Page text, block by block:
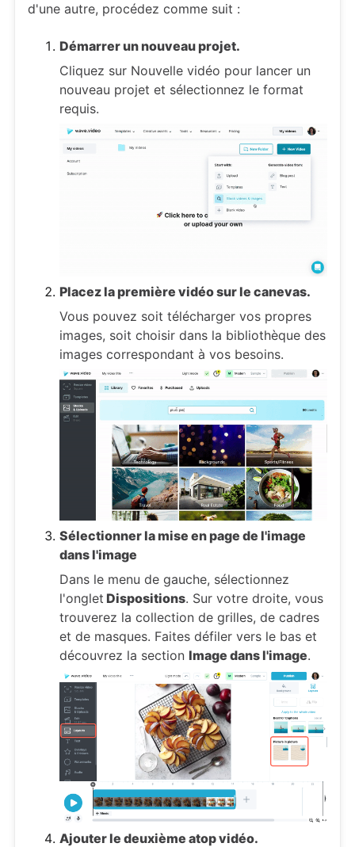
d'une autre, procédez comme suit :
Démarrer un nouveau projet.
Cliquez sur Nouvelle vidéo pour lancer un
nouveau projet et sélectionnez le format
requis.
Placez la première vidéo sur le canevas.
Vous pouvez soit télécharger vos propres
images, soit choisir dans la bibliothèque des
images correspondant à vos besoins.
Sélectionner la mise en page de l'image
dans l'image
Dans le menu de gauche, sélectionnez
l'onglet Dispositions. Sur votre droite, vous
trouverez la collection de grilles, de cadres
et de masques. Faites défiler vers le bas et
découvrez la section Image dans l'image.
Ajouter le deuxième atop vidéo.